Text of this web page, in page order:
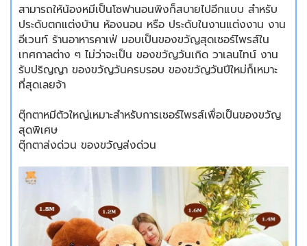
สามารถให้น้องหมีเป็นโซฟานอนพิงก็สบายไปอีกแบบ สำหรับ
ประดับตกแต่งบ้าน ห้องนอน หรือ ประดับในงานแต่งงาน งาน
อีเวนท์ ร้านอาหารคาเฟ่ มอบเป็นของขวัญสุดเซอร์ไพรส์ใน
เทศกาลต่าง ๆ ไม่ว่าจะเป็น ของขวัญวันเกิด วาเลนไทน์ งาน
รับปริญญา ของขวัญวันครบรอบ ของขวัญวันปีใหม่ก็เหมาะ
ที่สุดเลยจ้า
ตุ๊กตาหมีตัวใหญ่เหมาะสำหรับการเซอร์ไพรส์เพื่อเป็นของขวัญ
สุดพิเศษ
ตุ๊กตาส่งด่วน ของขวัญส่งด่วน